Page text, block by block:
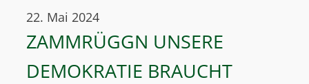
22. Mai 2024
ZAMMRÜGGN UNSERE
DEMOKRATIE BRAUCHT